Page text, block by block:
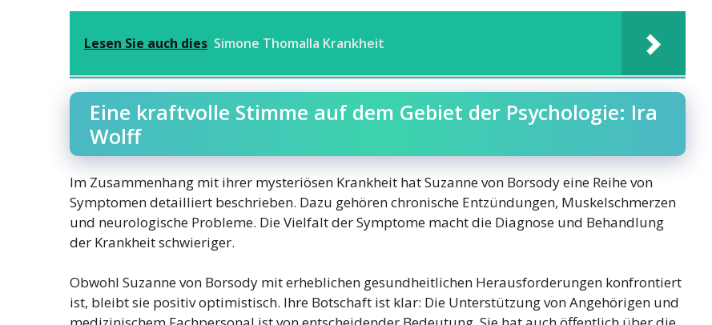
Lesen Sie auch dies Simone Thomalla Krankheit
Eine kraftvolle Stimme auf dem Gebiet der Psychologie: Ira
Wolff
Im Zusammenhang mit ihrer mysteriösen Krankheit hat Suzanne von Borsody eine Reihe von
Symptomen detailliert beschrieben. Dazu gehören chronische Entzündungen, Muskelschmerzen
und neurologische Probleme. Die Vielfalt der Symptome macht die Diagnose und Behandlung
der Krankheit schwieriger.
Obwohl Suzanne von Borsody mit erheblichen gesundheitlichen Herausforderungen konfrontiert
ist, bleibt sie positiv optimistisch. Ihre Botschaft ist klar: Die Unterstützung von Angehörigen und